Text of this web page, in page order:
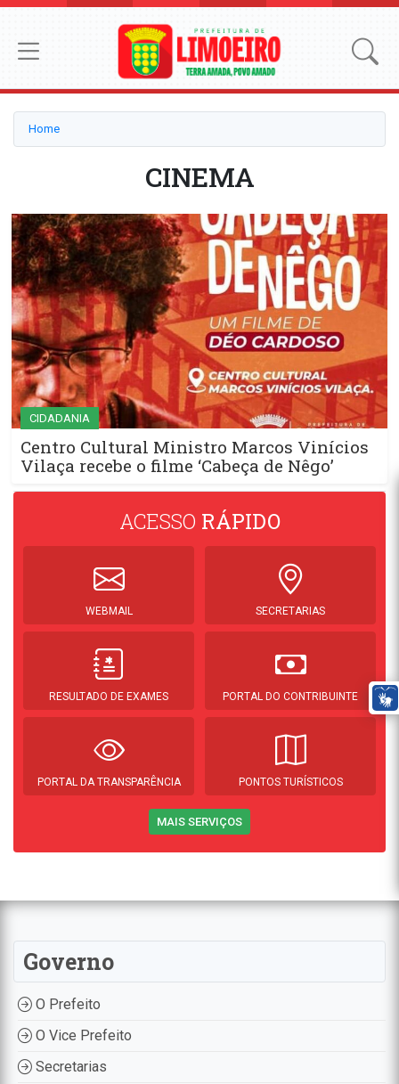
Home
CINEMA
CIDADANIA
Centro Cultural Ministro Marcos Vinícios
Vilaça recebe o filme ‘Cabeça de Nêgo’
ACESSO RÁPIDO
WEBMAIL SECRETARIAS
RESULTADO DE EXAMES PORTAL DO CONTRIBUINTE
PORTAL DA TRANSPARÊNCIA PONTOS TURÍSTICOS
MAIS SERVIÇOS
Governo
O Prefeito
O Vice Prefeito
Secretarias